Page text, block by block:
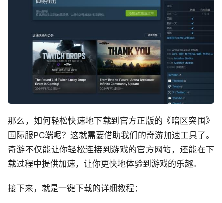
那么，如何轻松快速地下载到官方正版的《暗区突围》
国际服PC端呢？这就需要借助我们的奇游加速工具了。
奇游不仅能让你轻松连接到游戏的官方网站，还能在下
载过程中提供加速，让你更快地体验到游戏的乐趣。
接下来，就是一键下载的详细教程：